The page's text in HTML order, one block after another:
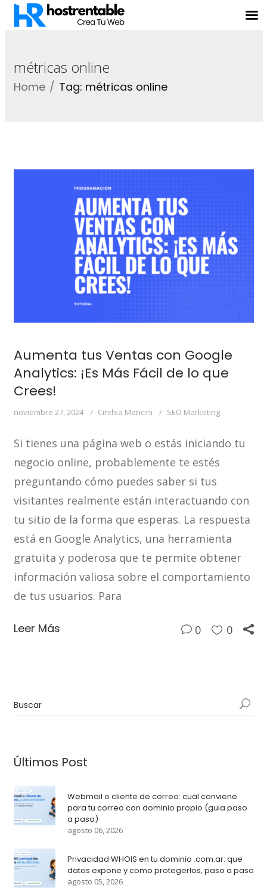
métricas online
Home Tag: métricas online
Aumenta tus Ventas con Google
Analytics: ¡Es Más Fácil de lo que
Crees!
noviembre 27, 2024 Cinthia Mancini SEO Marketing
Si tienes una página web o estás iniciando tu
negocio online, probablemente te estés
preguntando cómo puedes saber si tus
visitantes realmente están interactuando con
tu sitio de la forma que esperas. La respuesta
está en Google Analytics, una herramienta
gratuita y poderosa que te permite obtener
información valiosa sobre el comportamiento
de tus usuarios. Para
Leer Más 0 0
Últimos Post
Webmail o cliente de correo: cual conviene
para tu correo con dominio propio (guia paso
a paso)
agosto 06, 2026
Privacidad WHOIS en tu dominio .com.ar: que
datos expone y como protegerlos, paso a paso
agosto 05, 2026